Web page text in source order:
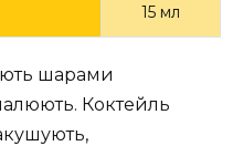
15 мл
шарами
Коктейль